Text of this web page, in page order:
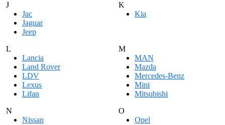
J
Jac
Jaguar
Jeep
K
Kia
L
Lancia
Land Rover
LDV
Lexus
Lifan
M
MAN
Mazda
Mercedes-Benz
Mini
Mitsubishi
N
Nissan
O
Opel